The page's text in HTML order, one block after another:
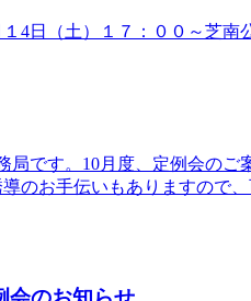
4日（土）１７：００～芝南
局です。10月度、定例会の
のお手伝いもありますので